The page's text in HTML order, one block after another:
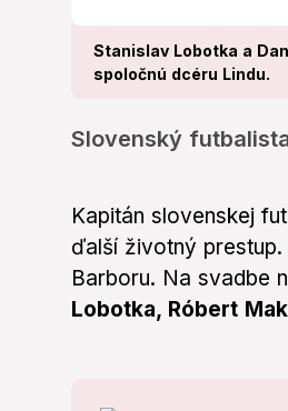
Stanislav Lobotka a
spoločnú dcéru Lindu.
Slovenský
Kapitán slovenskej
ďalší životný
Barboru. Na svadbe
Lobotka, Róbert